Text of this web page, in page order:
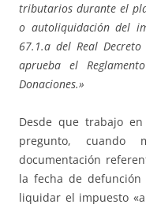
tributarios durante el
o autoliquidación del
67.1.a del Real
aprueba el
Donaciones.»
Desde que trabajo
pregunto, cuando
documentación
la fecha de
liquidar el impuesto